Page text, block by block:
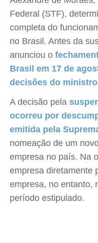
Federal (STF),
completa do
no Brasil. Antes da
anunciou o
Brasil em 17 de
decisões do
A decisão pela
ocorreu por
emitida pela
nomeação de um
empresa no país. Na
empresa diretamente
empresa, no entanto,
período estipulado.